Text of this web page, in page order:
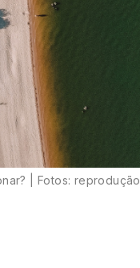
| Fotos: reprodução